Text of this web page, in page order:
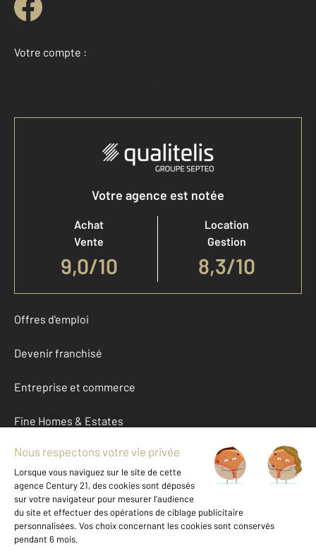
Votre compte :
Accéder à mon compte
Votre agence est notée
Achat
Vente
9,0/10
Location
Gestion
8,3/10
Offres d'emploi
Devenir franchisé
Entreprise et commerce
Fine Homes & Estates
À propos
International
Nous contacter